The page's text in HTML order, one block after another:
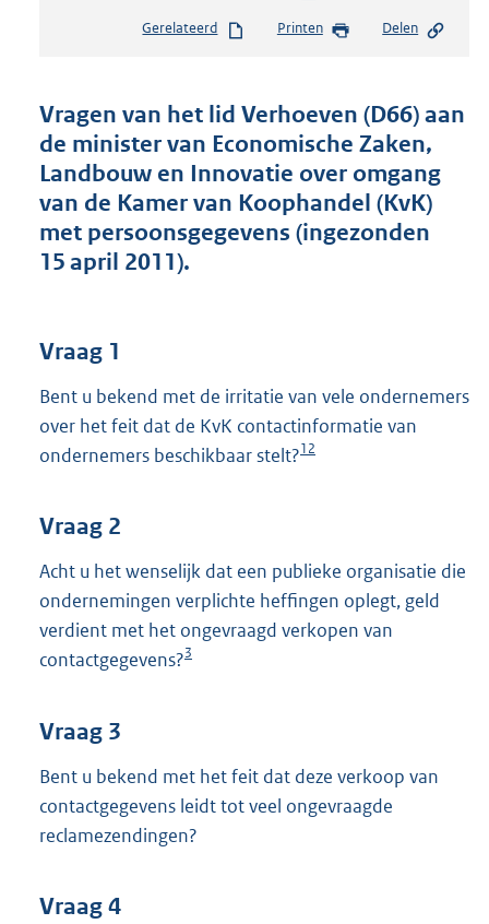
s
d
s
g
r
o
K
b
Gerelateerd Printen Delen
Vragen van het lid Verhoeven (D66) aan
de minister van Economische Zaken,
Landbouw en Innovatie over omgang
van de Kamer van Koophandel (KvK)
met persoonsgegevens (ingezonden
15 april 2011).
Vraag 1
Bent u bekend met de irritatie van vele ondernemers
over het feit dat de KvK contactinformatie van
ondernemers beschikbaar stelt?12
Vraag 2
Acht u het wenselijk dat een publieke organisatie die
ondernemingen verplichte heffingen oplegt, geld
verdient met het ongevraagd verkopen van
contactgegevens?3
Vraag 3
Bent u bekend met het feit dat deze verkoop van
contactgegevens leidt tot veel ongevraagde
reclamezendingen?
Vraag 4